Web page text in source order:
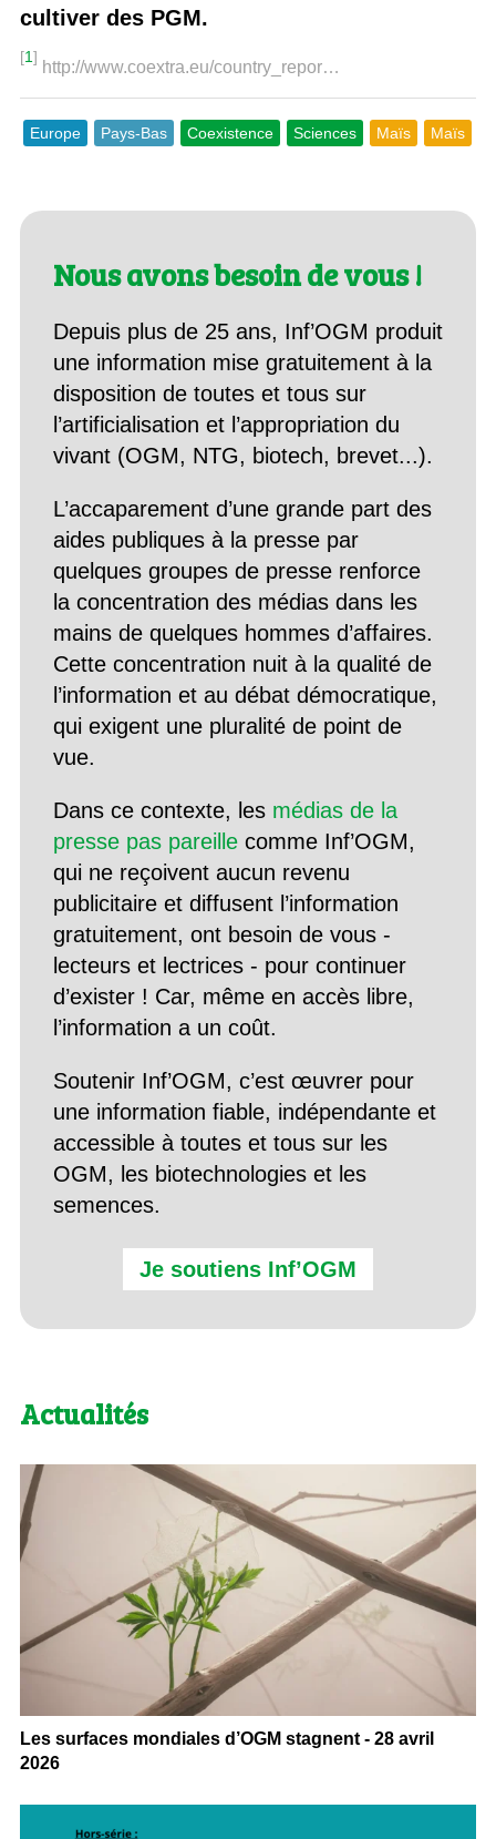
cultiver des PGM.
[1]
http://www.coextra.eu/country_repor…
Europe Pays-Bas Coexistence Sciences Maïs Maïs
Nous avons besoin de vous !
Depuis plus de 25 ans, Inf’OGM produit
une information mise gratuitement à la
disposition de toutes et tous sur
l’artificialisation et l’appropriation du
vivant (OGM, NTG, biotech, brevet...).
L’accaparement d’une grande part des
aides publiques à la presse par
quelques groupes de presse renforce
la concentration des médias dans les
mains de quelques hommes d’affaires.
Cette concentration nuit à la qualité de
l’information et au débat démocratique,
qui exigent une pluralité de point de
vue.
Dans ce contexte, les médias de la
presse pas pareillecomme Inf’OGM,
qui ne reçoivent aucun revenu
publicitaire et diffusent l’information
gratuitement, ont besoin de vous -
lecteurs et lectrices - pour continuer
d’exister ! Car, même en accès libre,
l’information a un coût.
Soutenir Inf’OGM, c’est œuvrer pour
une information fiable, indépendante et
accessible à toutes et tous sur les
OGM, les biotechnologies et les
semences.
Je soutiens Inf’OGM
Actualités
Les surfaces mondiales d’OGM stagnent - 28 avril
2026